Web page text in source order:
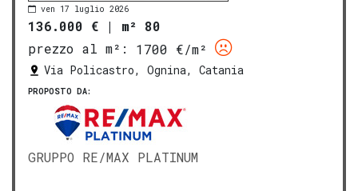
ven 17 luglio 2026
136.000 € | m² 80
prezzo al m²:
1700 €/m²
Via Policastro, Ognina, Catania
PROPOSTO DA:
GRUPPO RE/MAX PLATINUM